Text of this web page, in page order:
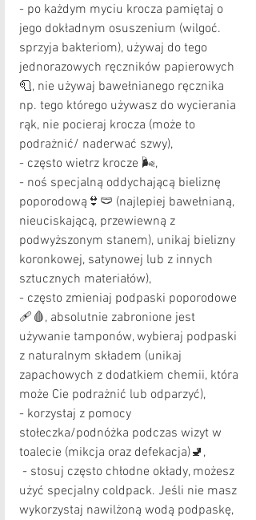
- po każdym myciu krocza pamiętaj o
jego dokładnym osuszenium (wilgoć.
sprzyja bakteriom), używaj do tego
jednorazowych ręczników papierowych
🧻, nie używaj bawełnianego ręcznika
np. tego którego używasz do wycierania
rąk, nie pocieraj krocza (może to
podrażnić/ naderwać szwy),
- często wietrz krocze 🌬,
- noś specjalną oddychającą bieliznę
poporodową👙🩲 (najlepiej bawełnianą,
nieuciskającą, przewiewną z
podwyższonym stanem), unikaj bielizny
koronkowej, satynowej lub z innych
sztucznych materiałów),
- często zmieniaj podpaski poporodowe
🩹🩸, absolutnie zabronione jest
używanie tamponów, wybieraj podpaski
z naturalnym składem (unikaj
zapachowych z dodatkiem chemii, która
może Cie podrażnić lub odparzyć),
- korzystaj z pomocy
stołeczka/podnóżka podczas wizyt w
toalecie (mikcja oraz defekacja)🚽,
użyć specjalny coldpack. Jeśli nie masz
wykorzystaj nawilżoną wodą podpaskę,